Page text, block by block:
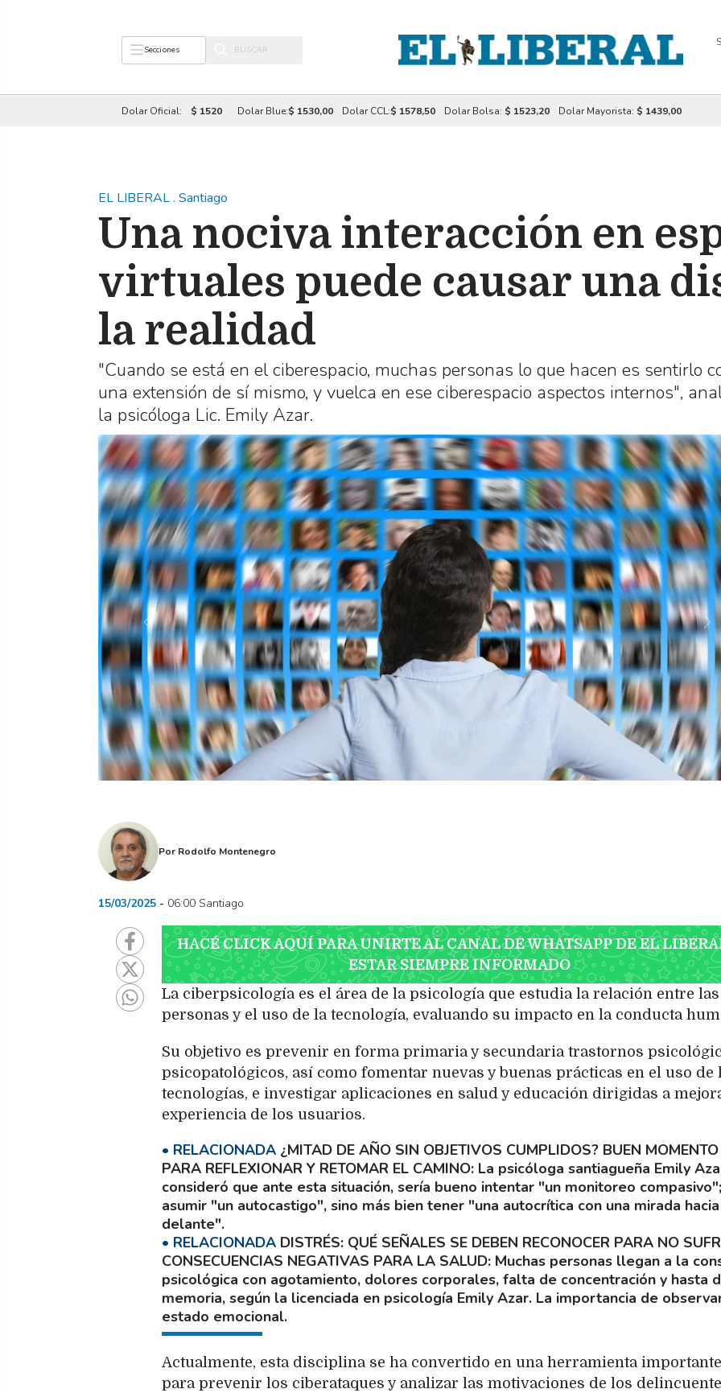
Secciones
Dolar Oficial: $ 1520 Dolar Blue:$ 1530,00 Dolar CCL:$ 1578,50 Dolar Bolsa: $ 1523,20 Dolar Mayorista: $ 1439,00
EL LIBERAL. Santiago
Una nociva interacción en
virtuales puede causar una
la realidad
"Cuando se está en el ciberespacio, muchas personas lo que hacen es sentirlo
una extensión de sí mismo, y vuelca en ese ciberespacio aspectos internos",
la psicóloga Lic. Emily Azar.
Previous
Por Rodolfo Montenegro
15/03/2025 06:00 Santiago
HACÉ CLICK AQUÍ PARA UNIRTE AL CANAL DE WHATSAPP DE EL
ESTAR SIEMPRE INFORMADO
La ciberpsicología es el área de la psicología que estudia la relación entre las
personas y el uso de la tecnología, evaluando su impacto en la conducta
Su objetivo es prevenir en forma primaria y secundaria trastornos
psicopatológicos, así como fomentar nuevas y buenas prácticas en el uso de
tecnologías, e investigar aplicaciones en salud y educación dirigidas a
experiencia de los usuarios.
¿MITAD DE AÑO SIN OBJETIVOS CUMPLIDOS? BUEN MOMENTO
PARA REFLEXIONAR Y RETOMAR EL CAMINO La psicóloga santiagueña Emily
consideró que ante esta situación, sería bueno intentar "un monitoreo
asumir "un autocastigo", sino más bien tener "una autocrítica con una mirada hacia
delante".
DISTRÉS: QUÉ SEÑALES SE DEBEN RECONOCER PARA NO
CONSECUENCIAS NEGATIVAS PARA LA SALUD Muchas personas llegan a la
psicológica con agotamiento, dolores corporales, falta de concentración y hasta
memoria, según la licenciada en psicología Emily Azar. La importancia de
estado emocional.
Actualmente, esta disciplina se ha convertido en una herramienta importante
para prevenir los ciberataques y analizar las motivaciones de los